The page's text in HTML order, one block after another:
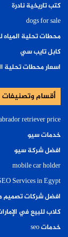
كتب تاريخية نادرة
dogs for sale
محطات تحلية المياه
كابل تايب سي
اسعار محطات تحلية
أقسام وتصنيفات
retriever price
خدمات سيو
افضل شركة سيو
mobile car holder
Services in Egypt
افضل شركات تصميم
كلاب للبيع في
خدمات seo